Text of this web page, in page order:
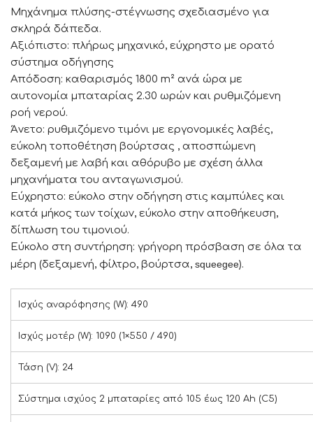
Μηχάνημα πλύσης-στέγνωσης σχεδιασμένο για
σκληρά δάπεδα.
Αξιόπιστο: πλήρως μηχανικό, εύχρηστο με ορατό
σύστημα οδήγησης
Απόδοση: καθαρισμός 1800 m² ανά ώρα με
αυτονομία μπαταρίας 2.30 ωρών και ρυθμιζόμενη
ροή νερού.
Άνετο: ρυθμιζόμενο τιμόνι με εργονομικές λαβές,
εύκολη τοποθέτηση βούρτσας , αποσπώμενη
δεξαμενή με λαβή και αθόρυβο με σχέση άλλα
μηχανήματα του ανταγωνισμού.
Εύχρηστο: εύκολο στην οδήγηση στις καμπύλες και
κατά μήκος των τοίχων, εύκολο στην αποθήκευση,
δίπλωση του τιμονιού.
Εύκολο στη συντήρηση: γρήγορη πρόσβαση σε όλα τα
μέρη (δεξαμενή, φίλτρο, βούρτσα, squeegee).
Ισχύς αναρόφησης (W): 490
Ισχύς μοτέρ (W): 1090 (1×550 / 490)
Τάση (V): 24
Σύστημα ισχύος 2 μπαταρίες από 105 έως 120 Ah (C5)